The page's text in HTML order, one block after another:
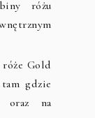
różu
róże Gold
gdzie
oraz na